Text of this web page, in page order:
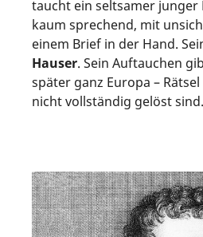
taucht ein seltsamer
kaum sprechend, mit
einem Brief in der Hand.
Hauser. Sein Auftauchen
später ganz Europa –
nicht vollständig gelöst sind.